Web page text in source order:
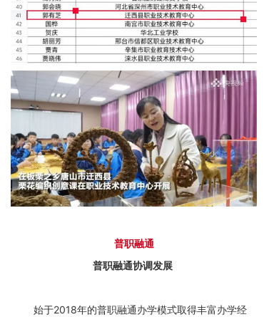
普职融通
普职融通协调发展
始于2018年的普职融通办学模式取得丰富办学经